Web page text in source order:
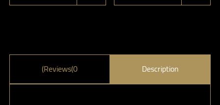
Description
Reviews(0)